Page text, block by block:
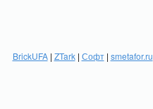
BrickUFA| ZTark| Софт| smetafor.ru